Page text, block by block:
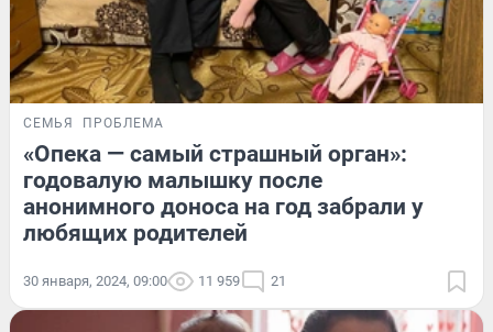
СЕМЬЯ ПРОБЛЕМА
«Опека — самый страшный орган»:
годовалую малышку после
анонимного доноса на год забрали у
любящих родителей
30 января, 2024, 09:00 11 959 21